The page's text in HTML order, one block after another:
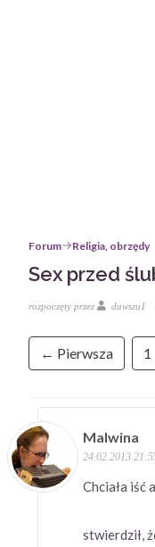
Forum Religia, obrzędy
Sex przed
rozpoczęty przez dawszu1
← Pierwsza 1
Malwina
24.02.2013
Chciała iść
stwierdził,